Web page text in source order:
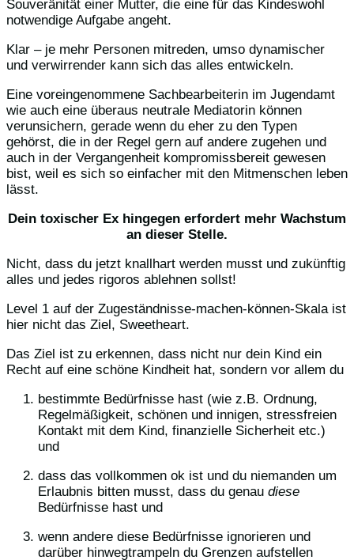
Souveränität einer Mutter, die eine für das Kindeswohl
notwendige Aufgabe angeht.
Klar – je mehr Personen mitreden, umso dynamischer
und verwirrender kann sich das alles entwickeln.
Eine voreingenommene Sachbearbeiterin im Jugendamt
wie auch eine überaus neutrale Mediatorin können
verunsichern, gerade wenn du eher zu den Typen
gehörst, die in der Regel gern auf andere zugehen und
auch in der Vergangenheit kompromissbereit gewesen
bist, weil es sich so einfacher mit den Mitmenschen leben
lässt.
Dein toxischer Ex hingegen erfordert mehr Wachstum
an dieser Stelle.
Nicht, dass du jetzt knallhart werden musst und zukünftig
alles und jedes rigoros ablehnen sollst!
Level 1 auf der Zugeständnisse-machen-können-Skala ist
hier nicht das Ziel, Sweetheart.
Das Ziel ist zu erkennen, dass nicht nur dein Kind ein
Recht auf eine schöne Kindheit hat, sondern vor allem du
bestimmte Bedürfnisse hast (wie z.B. Ordnung,
Regelmäßigkeit, schönen und innigen, stressfreien
Kontakt mit dem Kind, finanzielle Sicherheit etc.)
und
dass das vollkommen ok ist und du niemanden um
Erlaubnis bitten musst, dass du genau diese
Bedürfnisse hast und
wenn andere diese Bedürfnisse ignorieren und
darüber hinwegtrampeln du Grenzen aufstellen